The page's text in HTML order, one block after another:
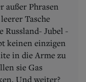
außer Phrasen
Tasche
Russland- Jubel -
keinen einzigen
in die Arme zu
sie Gas
Und weiter?